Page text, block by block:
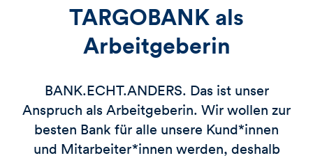
TARGOBANK als
Arbeitgeberin
BANK.ECHT.ANDERS. Das ist unser
Anspruch als Arbeitgeberin. Wir wollen zur
besten Bank für alle unsere Kund*innen
und Mitarbeiter*innen werden, deshalb